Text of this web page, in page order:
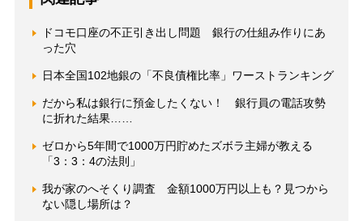
ドコモ口座の不正引き出し問題 銀行の仕組み作りにあ
った穴
日本全国102地銀の「不良債権比率」ワーストランキング
だから私は銀行に預金したくない！ 銀行員の電話攻勢
に折れた結果……
ゼロから5年間で1000万円貯めたズボラ主婦が教える
「3：3：4の法則」
我が家のへそくり調査 金額1000万円以上も？見つから
ない隠し場所は？